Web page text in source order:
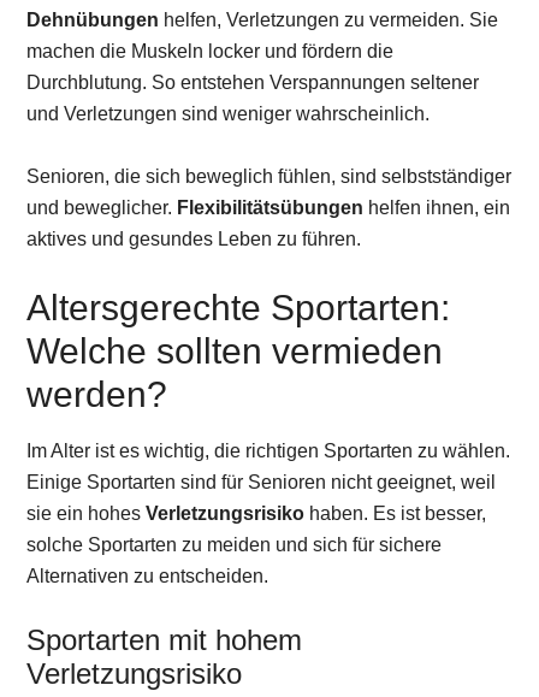
Dehnübungen helfen, Verletzungen zu vermeiden. Sie
machen die Muskeln locker und fördern die
Durchblutung. So entstehen Verspannungen seltener
und Verletzungen sind weniger wahrscheinlich.
Senioren, die sich beweglich fühlen, sind selbstständiger
und beweglicher. Flexibilitätsübungen helfen ihnen, ein
aktives und gesundes Leben zu führen.
Altersgerechte Sportarten:
Welche sollten vermieden
werden?
Im Alter ist es wichtig, die richtigen Sportarten zu wählen.
Einige Sportarten sind für Senioren nicht geeignet, weil
sie ein hohesVerletzungsrisiko haben. Es ist besser,
solche Sportarten zu meiden und sich für sichere
Alternativen zu entscheiden.
Sportarten mit hohem
Verletzungsrisiko